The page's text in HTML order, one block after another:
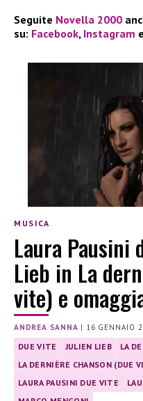
Seguite Novella 2000
su: Facebook, Instagram e
MUSICA
Laura Pausini
Lieb in La
vite) e
ANDREA SANNA | 16 GENNAIO
DUE VITE JULIEN LIEB
LA
LA DERNIÈRE CHANSON (DUE
LAURA PAUSINI DUE VITE